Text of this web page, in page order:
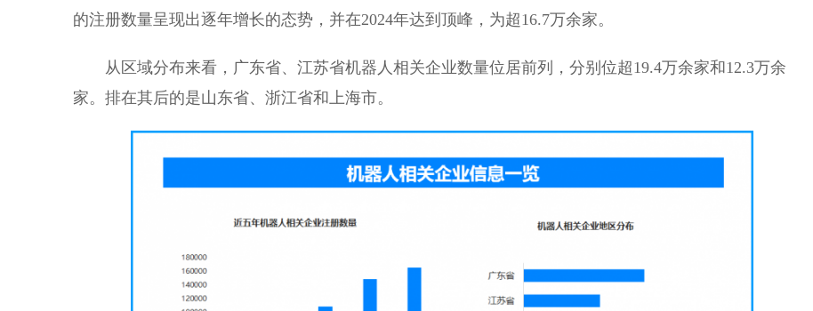
的注册数量呈现出逐年增长的态势，并在2024年达到顶峰，为超16.7万余家。
从区域分布来看，广东省、江苏省机器人相关企业数量位居前列，分别位超19.4万余家和12.3万余
家。排在其后的是山东省、浙江省和上海市。